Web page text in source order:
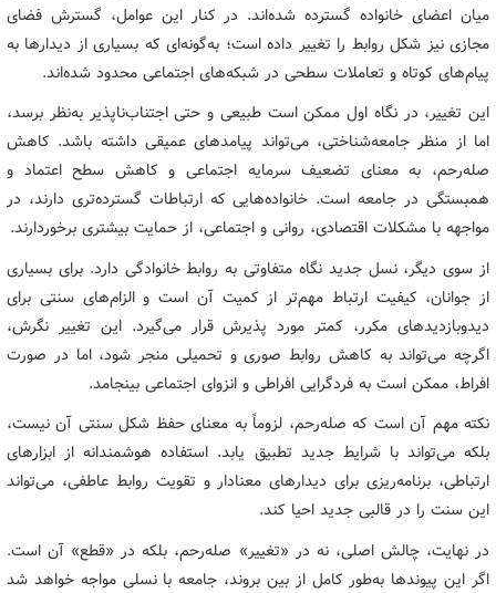
میان اعضای خانواده گسترده شده‌اند. در کنار این عوامل، گسترش فضای
مجازی نیز شکل روابط را تغییر داده است؛ به‌گونه‌ای که بسیاری از دیدارها به
پیام‌های کوتاه و تعاملات سطحی در شبکه‌های اجتماعی محدود شده‌اند.
این تغییر، در نگاه اول ممکن است طبیعی و حتی اجتناب‌ناپذیر به‌نظر برسد،
اما از منظر جامعه‌شناختی، می‌تواند پیامدهای عمیقی داشته باشد. کاهش
صله‌رحم، به معنای تضعیف سرمایه اجتماعی و کاهش سطح اعتماد و
همبستگی در جامعه است. خانواده‌هایی که ارتباطات گسترده‌تری دارند، در
مواجهه با مشکلات اقتصادی، روانی و اجتماعی، از حمایت بیشتری برخوردارند.
از سوی دیگر، نسل جدید نگاه متفاوتی به روابط خانوادگی دارد. برای بسیاری
از جوانان، کیفیت ارتباط مهم‌تر از کمیت آن است و الزام‌های سنتی برای
دیدوبازدیدهای مکرر، کمتر مورد پذیرش قرار می‌گیرد. این تغییر نگرش،
اگرچه می‌تواند به کاهش روابط صوری و تحمیلی منجر شود، اما در صورت
افراط، ممکن است به فردگرایی افراطی و انزوای اجتماعی بینجامد.
نکته مهم آن است که صله‌رحم، لزوماً به معنای حفظ شکل سنتی آن نیست،
بلکه می‌تواند با شرایط جدید تطبیق یابد. استفاده هوشمندانه از ابزارهای
ارتباطی، برنامه‌ریزی برای دیدارهای معنادار و تقویت روابط عاطفی، می‌تواند
این سنت را در قالبی جدید احیا کند.
در نهایت، چالش اصلی، نه در «تغییر» صله‌رحم، بلکه در «قطع» آن است.
اگر این پیوندها به‌طور کامل از بین بروند، جامعه با نسلی مواجه خواهد شد